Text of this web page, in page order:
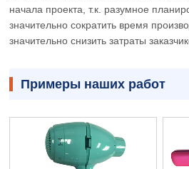
начала проекта, т.к. разумное
значительно сократить время
значительно снизить затраты
Примеры наших работ